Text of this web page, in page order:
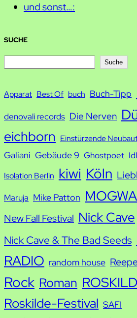
und sonst…:
SUCHE
c
Suche
Apparat Best Of buch Buch-Tipp
denovali records Die Nerven
eichborn Einstürzende
Galiani Gebäude 9 Ghostpoet
Isolation Berlin kiwi Köln
Maruja Mike Patton
New Fall Festival Nick Cave
Nick Cave & The Bad Seeds
RADIO random house
Rock Roman
Roskilde-Festival SAFI